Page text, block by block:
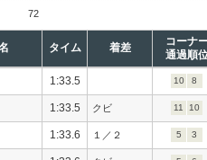
72
タイム 着差
コーナ
通過順
1:33.5 10 8
1:33.5 クビ 11 10
1:33.6 １／２ 5 3